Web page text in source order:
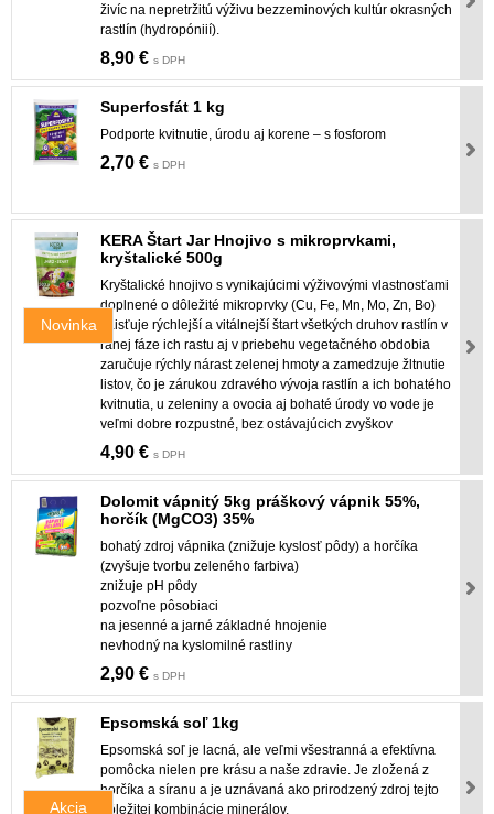
živíc na nepretržitú výživu bezzeminových kultúr okrasných
rastlín (hydropóniií).
8,90 € s DPH
Superfosfát 1 kg
Podporte kvitnutie, úrodu aj korene – s fosforom
2,70 € s DPH
Novinka
KERA Štart Jar Hnojivo s mikroprvkami,
kryštalické 500g
Kryštalické hnojivo s vynikajúcimi výživovými vlastnosťami
doplnené o dôležité mikroprvky (Cu, Fe, Mn, Mo, Zn, Bo)
zaisťuje rýchlejší a vitálnejší štart všetkých druhov rastlín v
ranej fáze ich rastu aj v priebehu vegetačného obdobia
zaručuje rýchly nárast zelenej hmoty a zamedzuje žltnutie
listov, čo je zárukou zdravého vývoja rastlín a ich bohatého
kvitnutia, u zeleniny a ovocia aj bohaté úrody vo vode je
veľmi dobre rozpustné, bez ostávajúcich zvyškov
4,90 € s DPH
Dolomit vápnitý 5kg práškový vápnik 55%,
horčík (MgCO3) 35%
bohatý zdroj vápnika (znižuje kyslosť pôdy) a horčíka
(zvyšuje tvorbu zeleného farbiva)
znižuje pH pôdy
pozvoľne pôsobiaci
na jesenné a jarné základné hnojenie
nevhodný na kyslomilné rastliny
2,90 € s DPH
Akcia
Epsomská soľ 1kg
Epsomská soľ je lacná, ale veľmi všestranná a efektívna
pomôcka nielen pre krásu a naše zdravie. Je zložená z
horčíka a síranu a je uznávaná ako prirodzený zdroj tejto
dôležitej kombinácie minerálov.